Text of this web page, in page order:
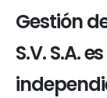
Gestión
S.V. S.A.